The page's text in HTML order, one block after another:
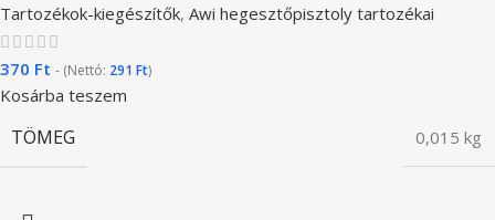
Tartozékok-kiegészítők, Awi hegesztőpisztoly tartozékai
370 Ft - (Nettó: 291 Ft)
Kosárba teszem
TÖMEG 0,015 kg